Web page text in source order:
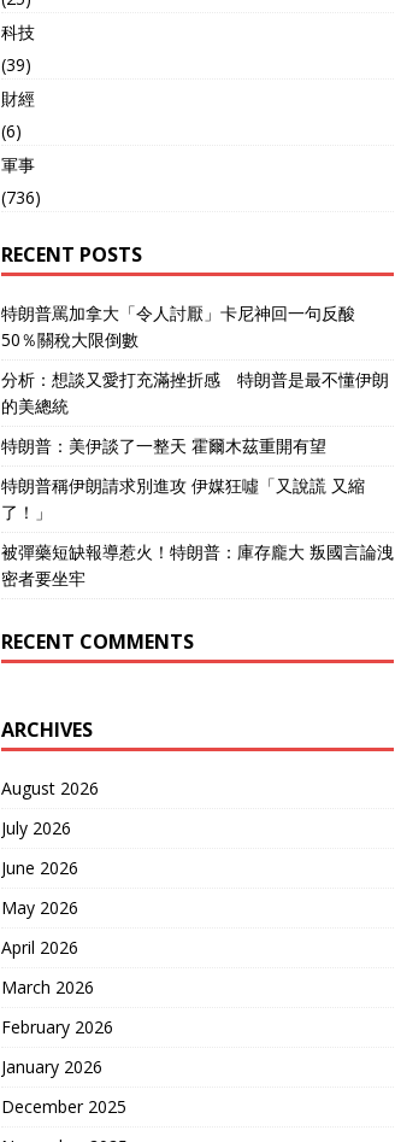
科技
(39)
財經
(6)
軍事
(736)
RECENT POSTS
特朗普罵加拿大「令人討厭」卡尼神回一句反酸
50％關稅大限倒數
分析：想談又愛打充滿挫折感 特朗普是最不懂伊朗
的美總統
特朗普：美伊談了一整天 霍爾木茲重開有望
特朗普稱伊朗請求別進攻 伊媒狂噓「又說謊 又縮
了！」
被彈藥短缺報導惹火！特朗普：庫存龐大 叛國言論洩
密者要坐牢
RECENT COMMENTS
ARCHIVES
August 2026
July 2026
June 2026
May 2026
April 2026
March 2026
February 2026
January 2026
December 2025